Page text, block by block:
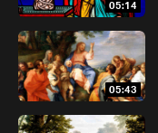
05:14
05:43